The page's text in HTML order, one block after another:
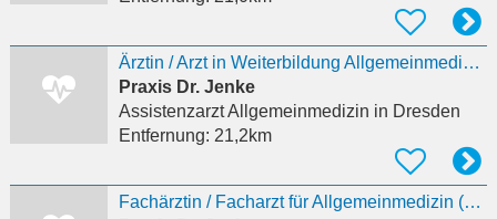
Ärztin / Arzt in Weiterbildung Allgemeinmedizin (m/w/d)
Praxis Dr. Jenke
Assistenzarzt Allgemeinmedizin in Dresden
Entfernung: 21,2km
Fachärztin / Facharzt für Allgemeinmedizin (m/w/d)